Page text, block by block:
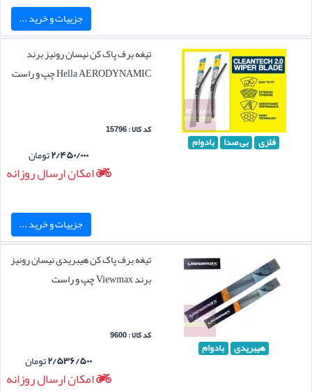
جزییات و خرید ...
فلزی بی صدا بادوام
تیغه برف پاک کن نیسان رونیز برند
Hella AERODYNAMIC چپ و راست
کد کالا : 15796
۲/۴۵۰/۰۰۰تومان
امکان ارسال روزانه
جزییات و خرید ...
هیبریدی بادوام
تیغه برف پاک کن هیبریدی نیسان رونیز
برند Viewmax چپ و راست
کد کالا : 9600
۲/۵۳۶/۵۰۰تومان
امکان ارسال روزانه